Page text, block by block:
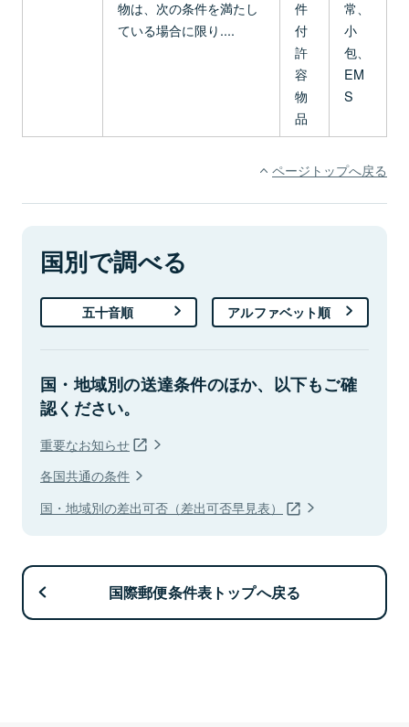
物は、次の条件を満たし
ている場合に限り....
件
付
許
容
物
品
常、
小
包、
EM
S
ページトップへ戻る
国別で調べる
五十音順 アルファベット順
国・地域別の送達条件のほか、以下もご確
認ください。
重要なお知らせ
各国共通の条件
国・地域別の差出可否（差出可否早見表）
国際郵便条件表トップへ戻る